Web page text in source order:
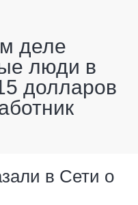
деле
люди в
долларов
в Сети о